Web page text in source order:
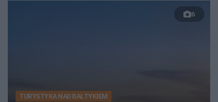
6
TURYSTYKA NAD BAŁTYKIEM